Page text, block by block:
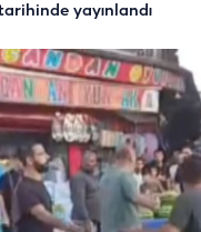
yayınlandı